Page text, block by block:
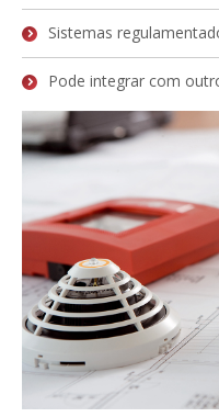
Sistemas
Pode integrar com